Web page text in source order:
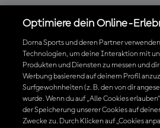
Cookie-
Kaufrichtlinie
Die offizielle MotoGP™ App
Optimiere dein Online-
Dorna Sports und deren Partner
Technologien, um deine Interaktion mit
Produkten und Diensten zu messen und
Werbung basierend auf deinem Profil
Surfgewohnheiten (z. B. den von dir
wurde. Wenn du auf „Alle Cookies
der Speicherung unserer Cookies auf
Zwecke zu. Durch Klicken auf „Cookies